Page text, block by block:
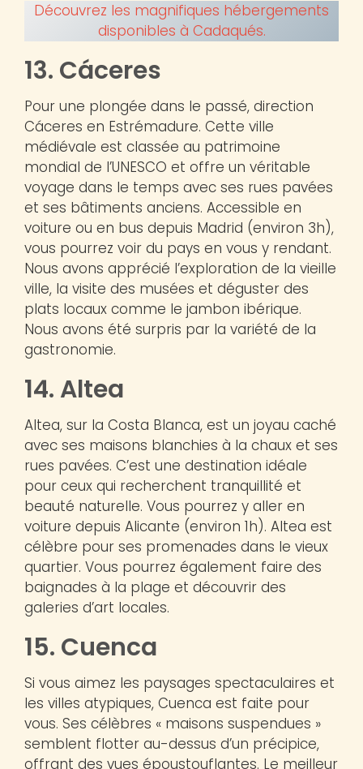
Découvrez les magnifiques hébergements
disponibles à Cadaqués.
13. Cáceres
Pour une plongée dans le passé, direction
Cáceres en Estrémadure. Cette ville
médiévale est classée au patrimoine
mondial de l’UNESCO et offre un véritable
voyage dans le temps avec ses rues pavées
et ses bâtiments anciens. Accessible en
voiture ou en bus depuis Madrid (environ 3h),
vous pourrez voir du pays en vous y rendant.
Nous avons apprécié l’exploration de la vieille
ville, la visite des musées et déguster des
plats locaux comme le jambon ibérique.
Nous avons été surpris par la variété de la
gastronomie.
14. Altea
Altea, sur la Costa Blanca, est un joyau caché
avec ses maisons blanchies à la chaux et ses
rues pavées. C’est une destination idéale
pour ceux qui recherchent tranquillité et
beauté naturelle. Vous pourrez y aller en
voiture depuis Alicante (environ 1h). Altea est
célèbre pour ses promenades dans le vieux
quartier. Vous pourrez également faire des
baignades à la plage et découvrir des
galeries d’art locales.
15. Cuenca
Si vous aimez les paysages spectaculaires et
les villes atypiques, Cuenca est faite pour
vous. Ses célèbres « maisons suspendues »
semblent flotter au-dessus d’un précipice,
offrant des vues époustouflantes. Le meilleur